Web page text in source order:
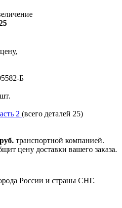
Б
2 (всего деталей 25)
транспортной компанией.
цену доставки вашего заказа.
России и страны СНГ.